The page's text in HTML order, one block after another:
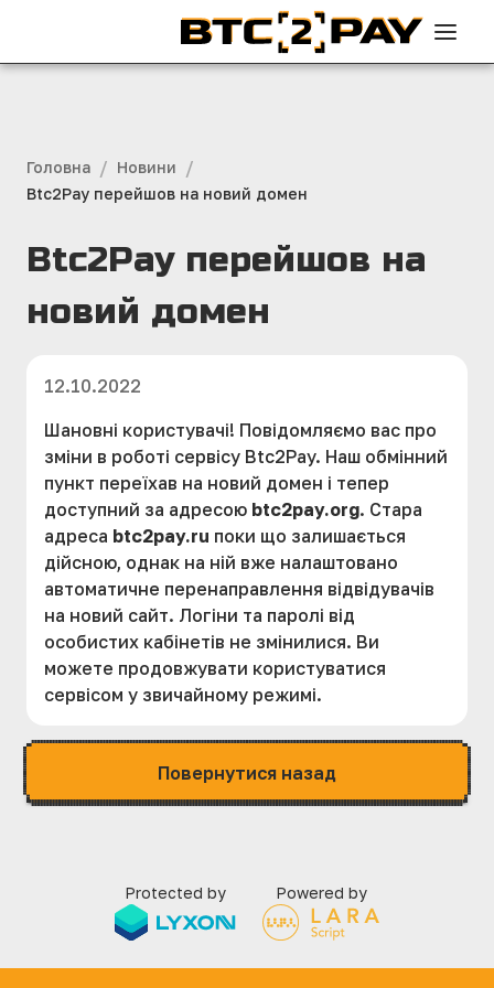
Головна / Новини /
Btc2Pay перейшов на новий домен
Btc2Pay перейшов на
новий домен
12.10.2022
Шановні користувачі! Повідомляємо вас про
зміни в роботі сервісу Btc2Pay. Наш обмінний
пункт переїхав на новий домен і тепер
доступний за адресою btc2pay.org. Стара
адреса btc2pay.ru поки що залишається
дійсною, однак на ній вже налаштовано
автоматичне перенаправлення відвідувачів
на новий сайт. Логіни та паролі від
особистих кабінетів не змінилися. Ви
можете продовжувати користуватися
сервісом у звичайному режимі.
Повернутися назад
Protected by Powered by